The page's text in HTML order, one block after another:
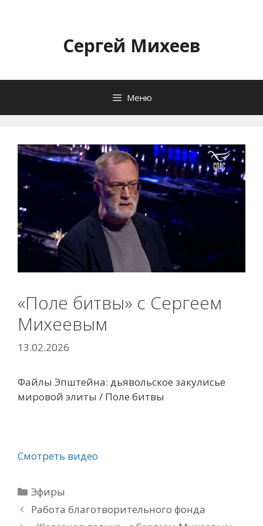
содержимомуСергей Михеев
Меню
«Поле битвы» с Сергеем
Михеевым
13.02.2026
Файлы Эпштейна: дьявольское закулисье
мировой элиты / Поле битвы
Смотреть видео
Рубрики
Эфиры
Работа благотворительного фонда